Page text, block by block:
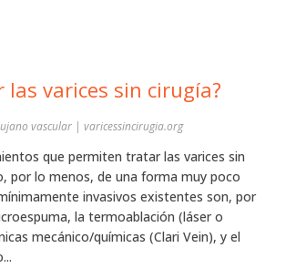
las varices sin cirugía?
vascular | varicessincirugia.org
que permiten tratar las varices sin
por lo menos, de una forma muy poco
invasivos existentes son, por
la termoablación (láser o
mecánico/químicas (Clari Vein), y el